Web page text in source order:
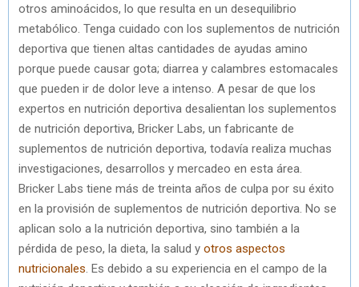
otros aminoácidos, lo que resulta en un desequilibrio
metabólico. Tenga cuidado con los suplementos de nutrición
deportiva que tienen altas cantidades de ayudas amino
porque puede causar gota; diarrea y calambres estomacales
que pueden ir de dolor leve a intenso. A pesar de que los
expertos en nutrición deportiva desalientan los suplementos
de nutrición deportiva, Bricker Labs, un fabricante de
suplementos de nutrición deportiva, todavía realiza muchas
investigaciones, desarrollos y mercadeo en esta área.
Bricker Labs tiene más de treinta años de culpa por su éxito
en la provisión de suplementos de nutrición deportiva. No se
aplican solo a la nutrición deportiva, sino también a la
pérdida de peso, la dieta, la salud y otros aspectos
nutricionales . Es debido a su experiencia en el campo de la